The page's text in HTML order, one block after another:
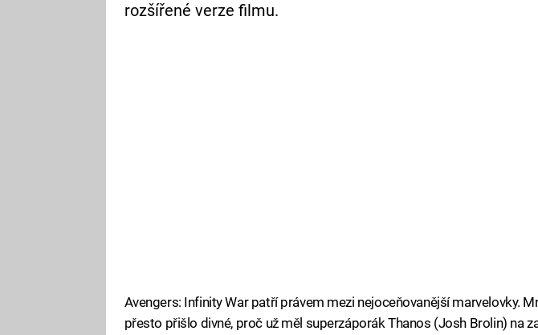
rozšířené verze filmu.
Avengers: Infinity War patří právem mezi nejoceňovanější marvelovky.
přesto přišlo divné, proč už měl superzáporák Thanos (Josh Brolin) na